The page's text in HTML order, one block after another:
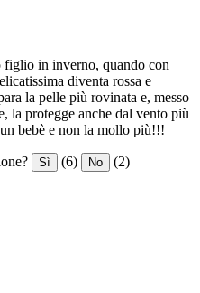
figlio in inverno, quando con
diventa rossa e
la pelle più rovinata e, messo
la protegge anche dal vento più
bebè e non la mollo più!!!
Sì (6) No (2)